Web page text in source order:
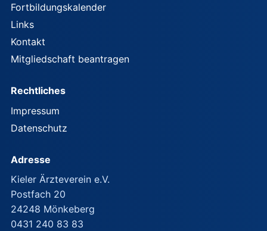
Fortbildungskalender
Links
Kontakt
Mitgliedschaft beantragen
Rechtliches
Impressum
Datenschutz
Adresse
Kieler Ärzteverein e.V.
Postfach 20
24248 Mönkeberg
0431 240 83 83